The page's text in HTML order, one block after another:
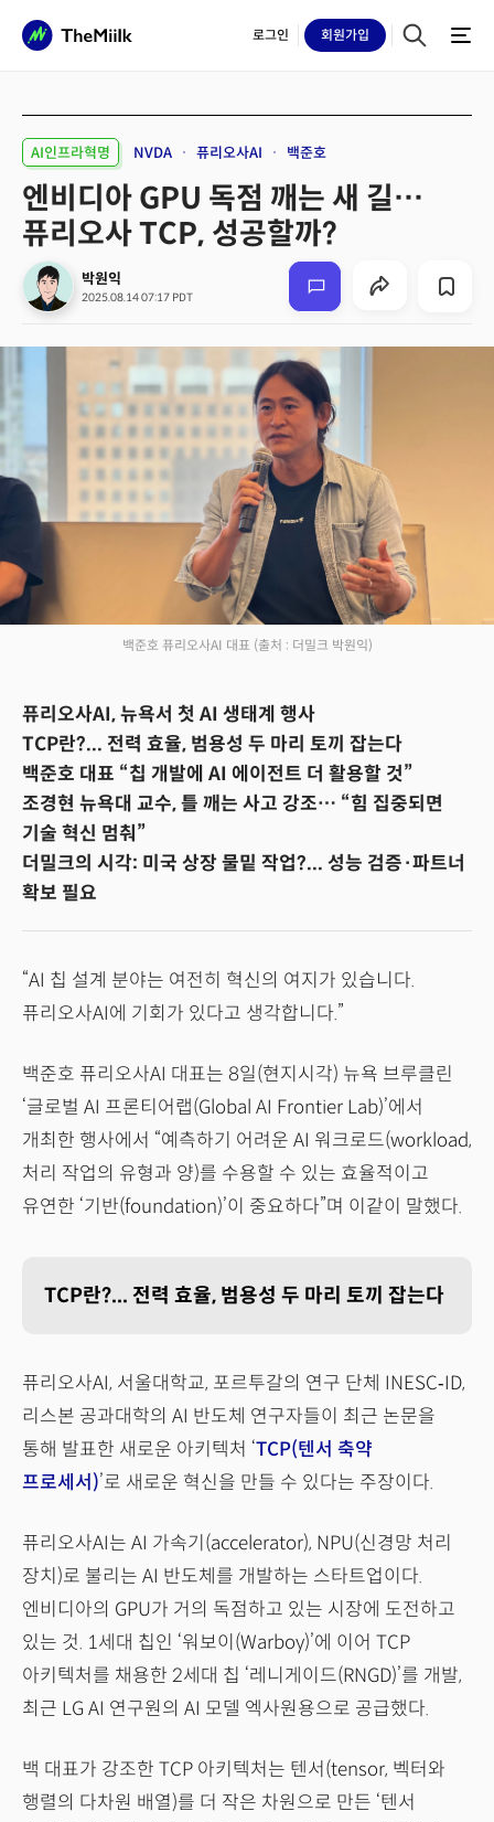
로그인 회원가입
AI인프라혁명 NVDA 퓨리오사AI 백준호
엔비디아 GPU 독점 깨는 새 길…
퓨리오사 TCP, 성공할까?
박원익
2025.08.14 07:17 PDT
백준호 퓨리오사AI 대표 (출처 : 더밀크 박원익)
퓨리오사AI, 뉴욕서 첫 AI 생태계 행사
TCP란?... 전력 효율, 범용성 두 마리 토끼 잡는다
백준호 대표 “칩 개발에 AI 에이전트 더 활용할 것”
조경현 뉴욕대 교수, 틀 깨는 사고 강조… “힘 집중되면
기술 혁신 멈춰”
더밀크의 시각: 미국 상장 물밑 작업?... 성능 검증·파트너
확보 필요
“AI 칩 설계 분야는 여전히 혁신의 여지가 있습니다.
퓨리오사AI에 기회가 있다고 생각합니다.”
백준호 퓨리오사AI 대표는 8일(현지시각) 뉴욕 브루클린
‘글로벌 AI 프론티어랩(Global AI Frontier Lab)’에서
개최한 행사에서 “예측하기 어려운 AI 워크로드(workload,
처리 작업의 유형과 양)를 수용할 수 있는 효율적이고
유연한 ‘기반(foundation)’이 중요하다”며 이같이 말했다.
TCP란?... 전력 효율, 범용성 두 마리 토끼 잡는다
퓨리오사AI, 서울대학교, 포르투갈의 연구 단체 INESC‑ID,
리스본 공과대학의 AI 반도체 연구자들이 최근 논문을
통해 발표한 새로운 아키텍처 ‘TCP(텐서 축약
프로세서)’로 새로운 혁신을 만들 수 있다는 주장이다.
퓨리오사AI는 AI 가속기(accelerator), NPU(신경망 처리
장치)로 불리는 AI 반도체를 개발하는 스타트업이다.
엔비디아의 GPU가 거의 독점하고 있는 시장에 도전하고
있는 것. 1세대 칩인 ‘워보이(Warboy)’에 이어 TCP
아키텍처를 채용한 2세대 칩 ‘레니게이드(RNGD)’를 개발,
최근 LG AI 연구원의 AI 모델 엑사원용으로 공급했다.
백 대표가 강조한 TCP 아키텍처는 텐서(tensor, 벡터와
행렬의 다차원 배열)를 더 작은 차원으로 만든 ‘텐서